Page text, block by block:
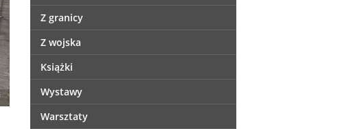
Z granicy
Z wojska
Książki
Wystawy
Warsztaty